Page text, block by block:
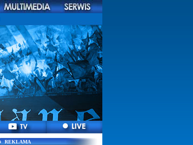
REKLAMA